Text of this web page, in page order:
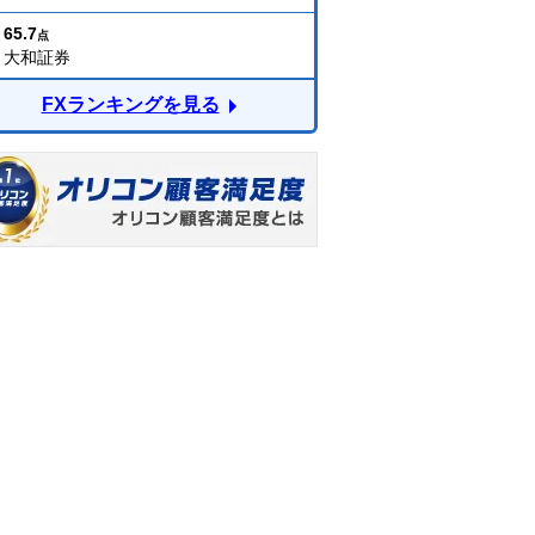
65.7点
大和証券
FXランキングを見る